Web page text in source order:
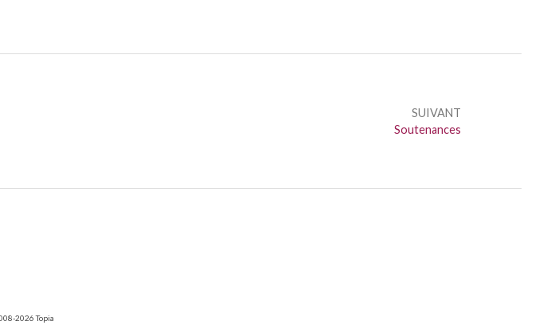
SUIVANT
Suivant :
Soutenances
2026 Topia